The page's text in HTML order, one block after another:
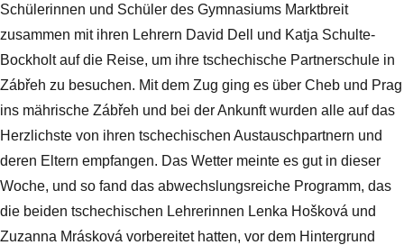
Schülerinnen und Schüler des Gymnasiums Marktbreit
zusammen mit ihren Lehrern David Dell und Katja Schulte-
Bockholt auf die Reise, um ihre tschechische Partnerschule in
Zábřeh zu besuchen. Mit dem Zug ging es über Cheb und Prag
ins mährische Zábřeh und bei der Ankunft wurden alle auf das
Herzlichste von ihren tschechischen Austauschpartnern und
deren Eltern empfangen. Das Wetter meinte es gut in dieser
Woche, und so fand das abwechslungsreiche Programm, das
die beiden tschechischen Lehrerinnen Lenka Hošková und
Zuzanna Mrásková vorbereitet hatten, vor dem Hintergrund